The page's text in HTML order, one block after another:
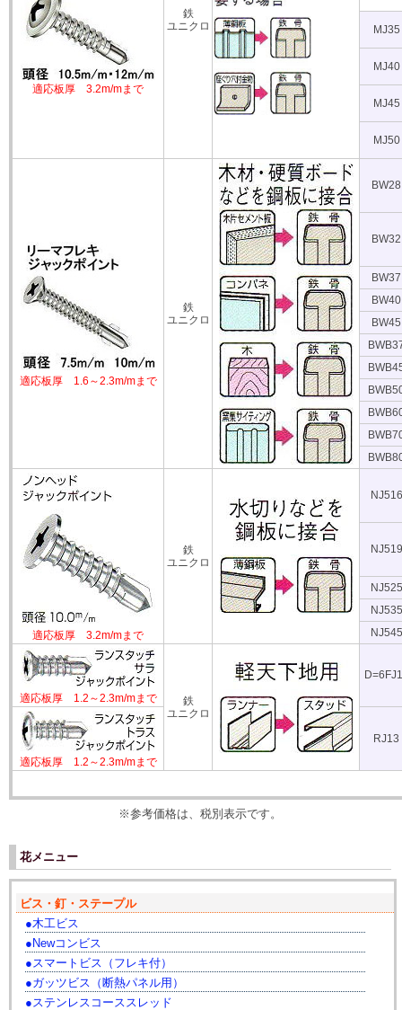
適応板厚 3.2m/mまで
鉄
ユニクロ
MJ35
MJ40
MJ45
MJ50
適応板厚 1.6～2.3m/mまで
鉄
ユニクロ
BW28
BW32
BW37
BW40
BW45
適応板厚 3.2m/mまで
鉄
ユニクロ
NJ516
NJ519
NJ525
NJ535
NJ545
適応板厚 1.2～2.3m/mまで
鉄
ユニクロ
適応板厚 1.2～2.3m/mまで
RJ13
※参考価格は、税別表示です。
花メニュー
ビス・釘・ステープル
木工ビス
Newコンビス
スマートビス（フレキ付）
ガッツビス（断熱パネル用）
ステンレスコーススレッド